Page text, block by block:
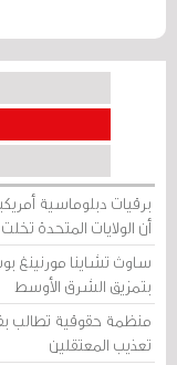
برقيات دبلوماسية
أن الولايات المتحدة
ساوث تشاينا مورنينغ
بتمزيق الشرق الأوسط
منظمة حقوقية تطالب
تعذيب المعتقلين